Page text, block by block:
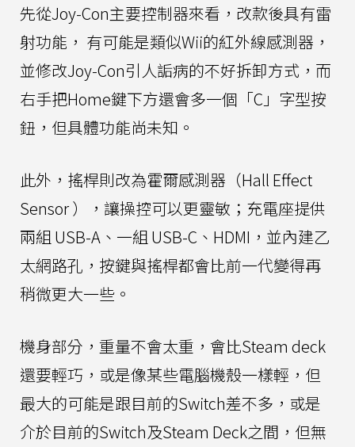
先從Joy-Con主要控制器來看，改款後具有雷
射功能， 有可能是類似Wii的紅外線感測器，
並修改Joy-Con引人詬病的不好拆卸方式，而
右手把Home鍵下方還會多一個「C」字型按
鈕，但具體功能尚未知。
此外，搖桿則改為霍爾感測器（Hall Effect
Sensor ），讓操控可以更靈敏；充電座提供
兩組 USB-A、一組 USB-C、HDMI，並內建乙
太網路孔，按鍵與搖桿都會比前一代變得再
稍微更大一些。
機身部分，重量不會太重，會比Steam deck
還要輕巧，或是像某些電腦機殼一樣輕，但
最大的可能是跟目前的Switch差不多，或是
介於目前的Switch及Steam Deck之間，但無